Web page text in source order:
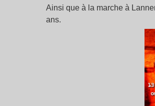
Ainsi que à la marche à
ans.